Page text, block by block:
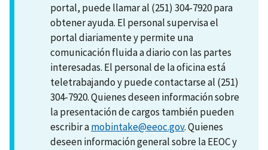
portal, puede llamar al (251) 304-7920 para
obtener ayuda. El personal supervisa el
portal diariamente y permite una
comunicación fluida a diario con las partes
interesadas. El personal de la oficina está
teletrabajando y puede contactarse al (251)
304-7920. Quienes deseen información sobre
la presentación de cargos también pueden
escribir amobintake@eeoc.gov. Quienes
deseen información general sobre la EEOC y